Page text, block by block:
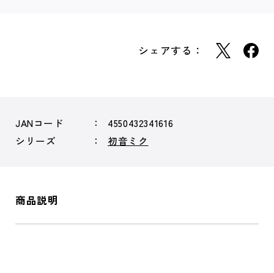
シェアする：
JANコード
4550432341616
シリーズ
初音ミク
商品説明